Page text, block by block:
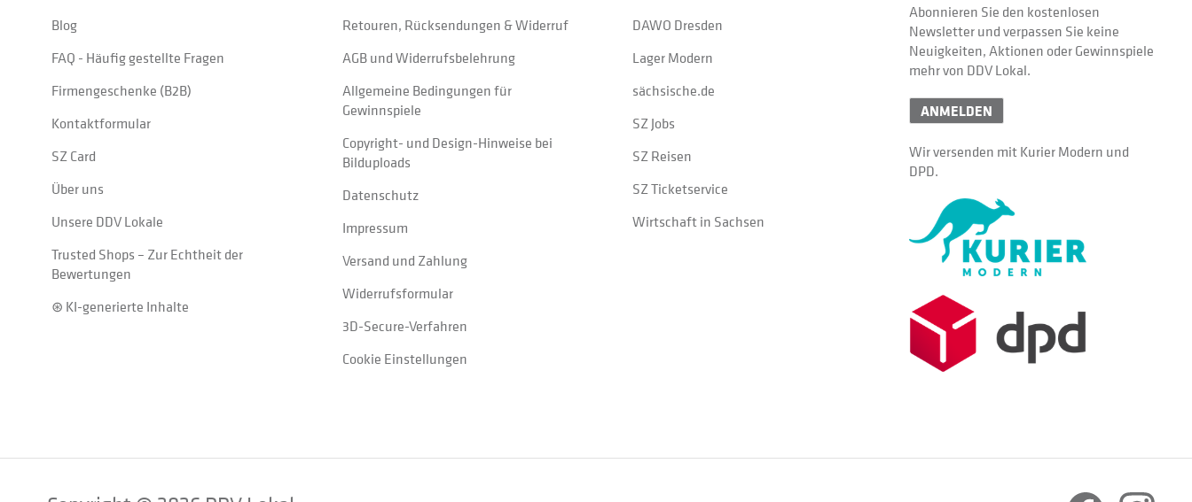
Blog
FAQ - Häufig gestellte Fragen
Firmengeschenke (B2B)
Kontaktformular
SZ Card
Über uns
Unsere DDV Lokale
Trusted Shops – Zur Echtheit der
Bewertungen
⊛ KI-generierte Inhalte
Retouren, Rücksendungen & Widerruf
AGB und Widerrufsbelehrung
Allgemeine Bedingungen für
Gewinnspiele
Copyright- und Design-Hinweise bei
Bilduploads
Datenschutz
Impressum
Versand und Zahlung
Widerrufsformular
3D-Secure-Verfahren
Cookie Einstellungen
DAWO Dresden
Lager Modern
sächsische.de
SZ Jobs
SZ Reisen
SZ Ticketservice
Wirtschaft in Sachsen
Abonnieren Sie den kostenlosen
Newsletter und verpassen Sie keine
Neuigkeiten, Aktionen oder Gewinnspiele
mehr von DDV Lokal.
ANMELDEN
Wir versenden mit Kurier Modern und
DPD.